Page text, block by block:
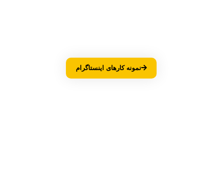
نمونه کارهای اینستاگرام